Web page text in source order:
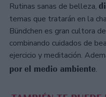
Rutinas sanas de belleza,
temas que tratarán en la
Bündchen es gran cultora
combinando cuidados de
ejercicio y meditación.
por el medio ambiente.